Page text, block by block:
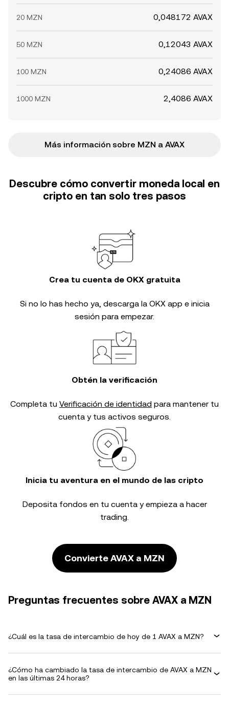
20 MZN 0,048172 AVAX
50 MZN 0,12043 AVAX
100 MZN 0,24086 AVAX
1000 MZN 2,4086 AVAX
Más información sobre MZN a AVAX
Descubre cómo convertir moneda local en
cripto en tan solo tres pasos
Crea tu cuenta de OKX gratuita
Si no lo has hecho ya, descarga la OKX app e inicia
sesión para empezar.
Obtén la verificación
Completa tu Verificación de identidad para mantener tu
cuenta y tus activos seguros.
Inicia tu aventura en el mundo de las cripto
Deposita fondos en tu cuenta y empieza a hacer
trading.
Convierte AVAX a MZN
Preguntas frecuentes sobre AVAX a MZN
¿Cuál es la tasa de intercambio de hoy de 1 AVAX a MZN?
¿Cómo ha cambiado la tasa de intercambio de AVAX a MZN
en las últimas 24 horas?